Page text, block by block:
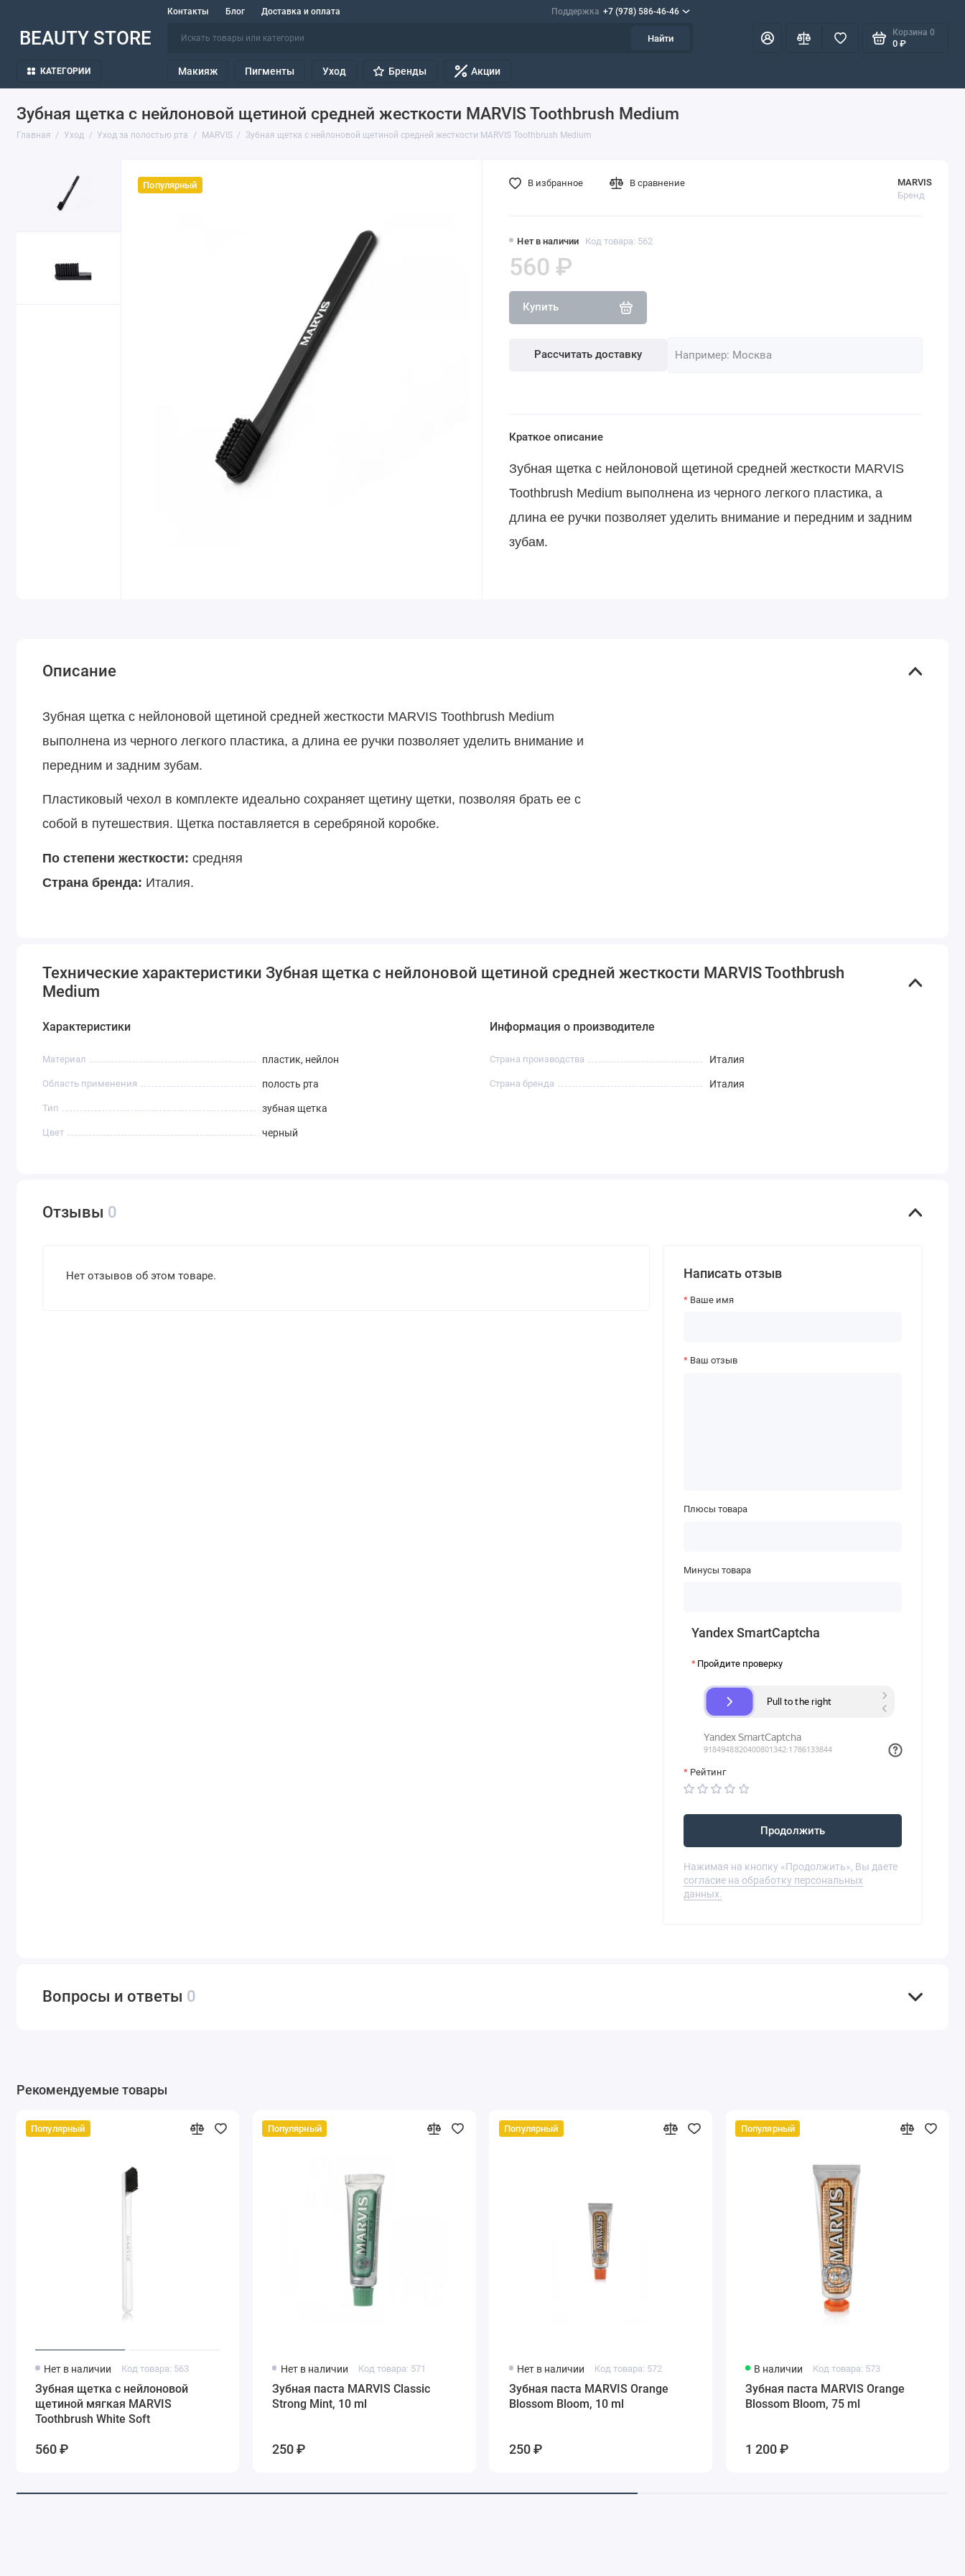
Контакты Блог Доставка и оплата Поддержка +7 (978) 586-46-46
BEAUTY STORE Найти
Корзина 0
0 ₽
КАТЕГОРИИ Макияж Пигменты Уход Бренды Акции
Зубная щетка с нейлоновой щетиной средней жесткости MARVIS Toothbrush Medium
Главная Уход Уход за полостью рта MARVIS Зубная щетка с нейлоновой щетиной средней жесткости MARVIS Toothbrush Medium
Популярный
Нет в наличии Код товара: 562
MARVIS
Бренд
560 ₽
Купить
Рассчитать доставку
В избранное В сравнение
Краткое описание
Зубная щетка с нейлоновой щетиной средней жесткости MARVIS
Toothbrush Medium выполнена из черного легкого пластика, а
длина ее ручки позволяет уделить внимание и передним и задним
зубам.
Описание
Зубная щетка с нейлоновой щетиной средней жесткости MARVIS Toothbrush Medium
выполнена из черного легкого пластика, а длина ее ручки позволяет уделить внимание и
передним и задним зубам.
Пластиковый чехол в комплекте идеально сохраняет щетину щетки, позволяя брать ее с
собой в путешествия. Щетка поставляется в серебряной коробке.
По степени жесткости: средняя
Страна бренда: Италия.
Технические характеристики Зубная щетка с нейлоновой щетиной средней жесткости MARVIS Toothbrush
Medium
Характеристики
Материал пластик, нейлон
Область применения полость рта
Тип зубная щетка
Цвет черный
Информация о производителе
Страна производства Италия
Страна бренда Италия
Отзывы 0
Нет отзывов об этом товаре. Написать отзыв
Ваше имя
Ваш отзыв
Плюсы товара
Минусы товара
Yandex SmartCaptcha
Пройдите проверку
Рейтинг
Продолжить
Нажимая на кнопку «Продолжить», Вы даете
согласие на обработку персональных
данных.
Вопросы и ответы 0
Рекомендуемые товары
Популярный
Нет в наличии Код товара: 563
Зубная щетка с нейлоновой
щетиной мягкая MARVIS
Toothbrush White Soft
560 ₽
Популярный
Нет в наличии Код товара: 571
Зубная паста MARVIS Classic
Strong Mint, 10 ml
250 ₽
Популярный
Нет в наличии Код товара: 572
Зубная паста MARVIS Orange
Blossom Bloom, 10 ml
250 ₽
Популярный
В наличии Код товара: 573
Зубная паста MARVIS Orange
Blossom Bloom, 75 ml
1 200 ₽